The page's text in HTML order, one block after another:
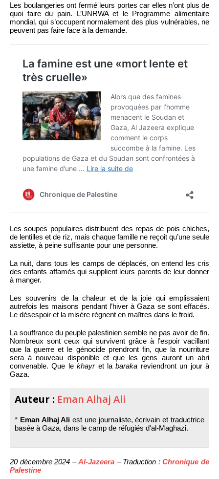
Les boulangeries ont fermé leurs portes car elles n’ont plus de
quoi faire du pain. L’UNRWA et le Programme alimentaire
mondial, qui s’occupent normalement des plus vulnérables, ne
peuvent pas faire face à la demande.
Les soupes populaires distribuent des repas de pois chiches,
de lentilles et de riz, mais chaque famille ne reçoit qu’une seule
assiette, à peine suffisante pour une personne.
La nuit, dans tous les camps de déplacés, on entend les cris
des enfants affamés qui supplient leurs parents de leur donner
à manger.
Les souvenirs de la chaleur et de la joie qui emplissaient
autrefois les maisons pendant l’hiver à Gaza se sont effacés.
Le désespoir et la misère règnent en maîtres dans le froid.
La souffrance du peuple palestinien semble ne pas avoir de fin.
Nombreux sont ceux qui survivent grâce à l’espoir vacillant
que la guerre et le génocide prendront fin, que la nourriture
sera à nouveau disponible et que les gens auront un abri
convenable. Que lekhayret labaraka reviendront un jour à
Gaza.
Auteur : Eman Alhaj Ali
* Eman Alhaj Aliest une journaliste, écrivain et traductrice
basée à Gaza, dans le camp de réfugiés d'al-Maghazi.
20 décembre 2024 –Al-Jazeera – Traduction :Chronique de
Palestine